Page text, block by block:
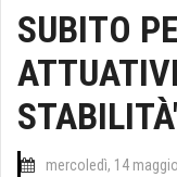
SUBITO
mercoledì, 14